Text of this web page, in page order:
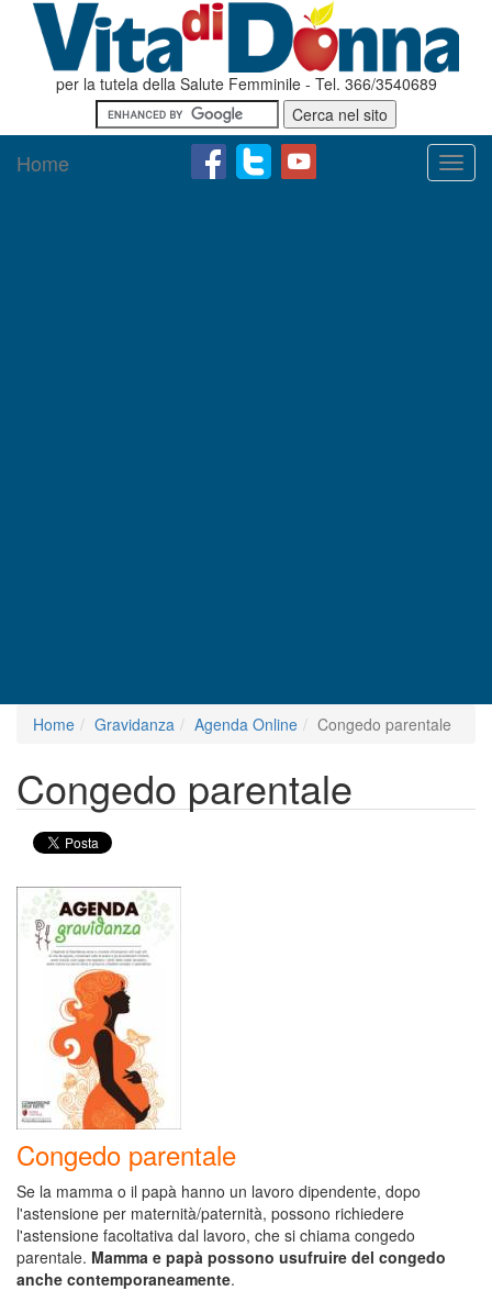
per la tutela della Salute Femminile - Tel. 366/3540689
Home
Home Gravidanza Agenda Online Congedo parentale
Congedo parentale
Congedo parentale
Se la mamma o il papà hanno un lavoro dipendente, dopo
l'astensione per maternità/paternità, possono richiedere
l'astensione facoltativa dal lavoro, che si chiama congedo
parentale. Mamma e papà possono usufruire del congedo
anche contemporaneamente.